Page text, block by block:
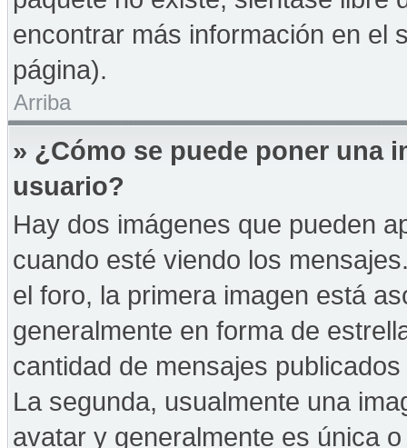
encontrar más información en el
página).
Arriba
» ¿Cómo se puede poner una
usuario?
Hay dos imágenes que pueden
cuando esté viendo los
el foro, la primera imagen está
generalmente en forma de
cantidad de mensajes
La segunda, usualmente una
avatar y generalmente es única